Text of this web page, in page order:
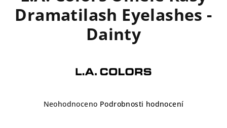
Dramatilash Eyelashes -
Dainty
Průměrné
Neohodnoceno Podrobnosti hodnocení